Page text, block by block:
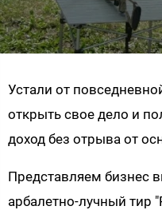
Устали от
открыть свое дело и
доход без отрыва от
Представляем бизнес
арбалетно-лучный тир